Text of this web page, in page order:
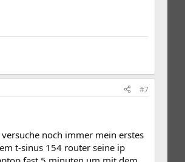
#7
noch immer mein erstes
t-sinus 154 router seine ip